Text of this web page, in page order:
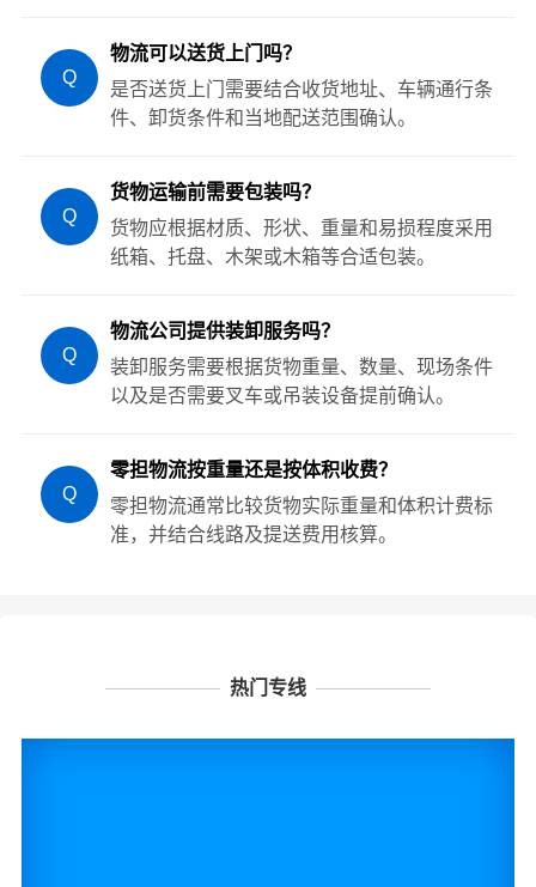
Q
物流可以送货上门吗？
是否送货上门需要结合收货地址、车辆通行条
件、卸货条件和当地配送范围确认。
Q
货物运输前需要包装吗？
货物应根据材质、形状、重量和易损程度采用
纸箱、托盘、木架或木箱等合适包装。
Q
物流公司提供装卸服务吗？
装卸服务需要根据货物重量、数量、现场条件
以及是否需要叉车或吊装设备提前确认。
Q
零担物流按重量还是按体积收费？
零担物流通常比较货物实际重量和体积计费标
准，并结合线路及提送费用核算。
热门专线